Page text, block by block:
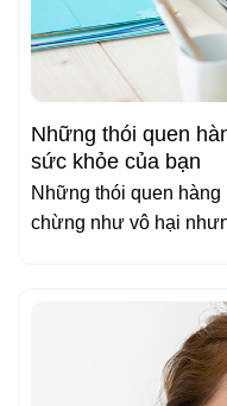
Những thói quen
sức khỏe của bạn
Những thói quen
chừng như vô hại